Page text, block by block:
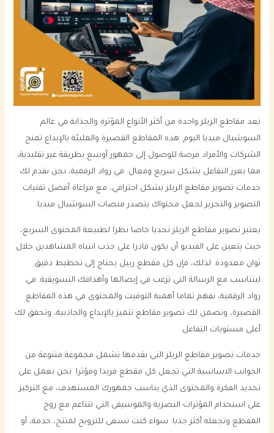
تعد مقاطع الريلز واحدة من أكثر الأنواع المؤثرة والجذابة في عالم
السوشيال ميديا اليوم. هذه المقاطع القصيرة والمليئة بالإبداع تمنح
الشركات والأفراد فرصة للوصول إلى جمهور أوسع بطريقة غير تقليدية،
مما يعزز التفاعل بشكل سريع وفعال. في رواد الرقمية، نحن نقدم لك
خدمات تصوير مقاطع الريلز بشكل احترافي، مع مراعاة أفضل تقنيات
التصوير والتحرير لجعل محتواك يتصدر منصات السوشيال ميديا.
يعتبر تصوير مقاطع الريلز تحديا خاصا نظرا لطبيعة المحتوى السريع،
حيث يتعين على الفيديو أن يكون قادرا على جذب انتباه المشاهدين خلال
ثوان معدودة. لذلك، فإن كل مقطع رييل يحتاج إلى تخطيط دقيق
ليتناسب مع الرسالة التي ترغب في إيصالها وأهدافك التسويقية. في
رواد الرقمية، نفهم تماما أهمية التوقيت والمحتوى في هذه المقاطع
القصيرة، ونضمن لك تصوير مقاطع تتميز بالإبداع والجاذبية، وتحقق لك
أعلى مستويات التفاعل.
خدمات تصوير مقاطع الريلز التي نقدمها تشمل مجموعة متنوعة من
الجوانب الاساسية التي تجعل كل مقطع فريدا ومؤثرا. نحن نعمل على
تحديد الفكرة والمحتوى الذي يناسب جمهورك المستهدف، مع التركيز
على استخدام المؤثرات البصرية والموسيقى التي تتناغم مع روح
المقطع وتجعله أكثر جذبا. سواء كنت تسعى للترويج لمنتج، خدمة، أو